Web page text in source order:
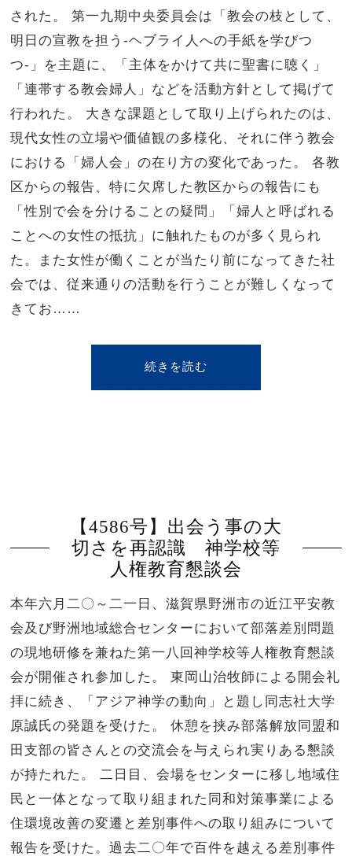
された。 第一九期中央委員会は「教会の枝として、
明日の宣教を担う-ヘブライ人への手紙を学びつ
つ-」を主題に、「主体をかけて共に聖書に聴く」
「連帯する教会婦人」などを活動方針として掲げて
行われた。 大きな課題として取り上げられたのは、
現代女性の立場や価値観の多様化、それに伴う教会
における「婦人会」の在り方の変化であった。 各教
区からの報告、特に欠席した教区からの報告にも
「性別で会を分けることの疑問」「婦人と呼ばれる
ことへの女性の抵抗」に触れたものが多く見られ
た。また女性が働くことが当たり前になってきた社
会では、従来通りの活動を行うことが難しくなって
きてお……
続きを読む
【4586号】出会う事の大
切さを再認識 神学校等
人権教育懇談会
本年六月二〇～二一日、滋賀県野洲市の近江平安教
会及び野洲地域総合センターにおいて部落差別問題
の現地研修を兼ねた第一八回神学校等人権教育懇談
会が開催され参加した。 東岡山治牧師による開会礼
拝に続き、「アジア神学の動向」と題し同志社大学
原誠氏の発題を受けた。 休憩を挟み部落解放同盟和
田支部の皆さんとの交流会を与えられ実りある懇談
が持たれた。 二日目、会場をセンターに移し地域住
民と一体となって取り組まれた同和対策事業による
住環境改善の変遷と差別事件への取り組みについて
報告を受けた。過去二〇年で百件を越える差別事件